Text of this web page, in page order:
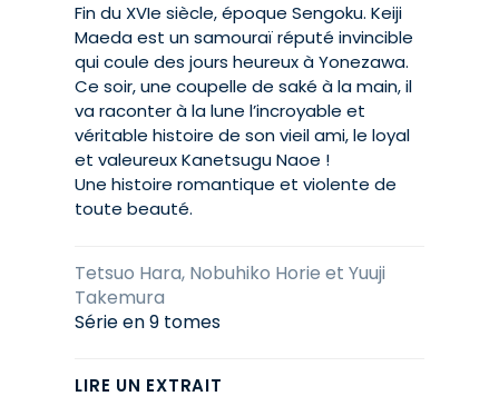
Fin du XVIe siècle, époque Sengoku. Keiji
Maeda est un samouraï réputé invincible
qui coule des jours heureux à Yonezawa.
Ce soir, une coupelle de saké à la main, il
va raconter à la lune l’incroyable et
véritable histoire de son vieil ami, le loyal
et valeureux Kanetsugu Naoe !
Une histoire romantique et violente de
toute beauté.
Tetsuo Hara, Nobuhiko Horie et Yuuji
Takemura
Série en 9 tomes
LIRE UN EXTRAIT